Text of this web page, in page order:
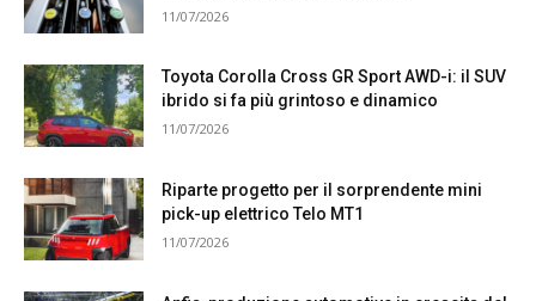
11/07/2026
Toyota Corolla Cross GR Sport AWD-i: il SUV
ibrido si fa più grintoso e dinamico
11/07/2026
Riparte progetto per il sorprendente mini
pick-up elettrico Telo MT1
11/07/2026